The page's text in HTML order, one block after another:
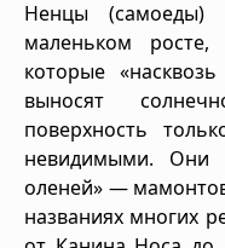
Ненцы (самоеды)
маленьком
которые
выносят
поверхность
невидимыми. Они
оленей» —
названиях многих